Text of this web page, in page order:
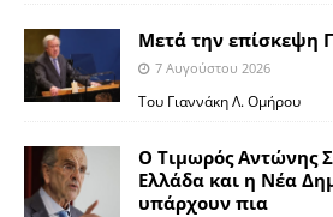
Μετά την επίσκεψη
7 Αυγούστου 2026
Του Γιαννάκη Λ. Ομήρου
Ο Τιμωρός Αντώνης
Ελλάδα και η Νέα
υπάρχουν πια